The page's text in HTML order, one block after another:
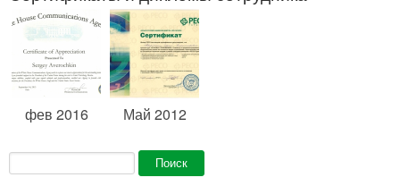
фев 2016 Май 2012
Форма поиска
Поиск